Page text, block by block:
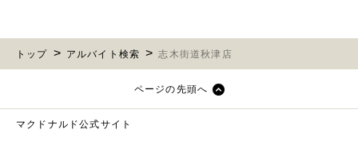
トップ アルバイト検索 志木街道秋津店
ページの先頭へ
マクドナルド公式サイト